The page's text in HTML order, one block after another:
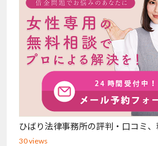
ひばり法律事務所の評判・口コミ、
30 views